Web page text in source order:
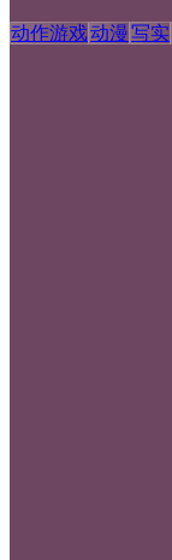
动作游戏动漫写实